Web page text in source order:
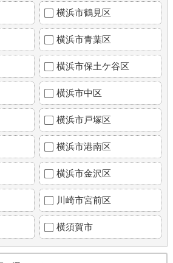
横浜市鶴見区
横浜市青葉区
横浜市保土ケ谷区
横浜市中区
横浜市戸塚区
横浜市港南区
横浜市金沢区
川崎市宮前区
横須賀市